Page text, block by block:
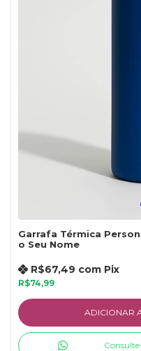
Garrafa Térmica
o Seu Nome
R$74,99
R$67,49 com Pix
ADICIONAR